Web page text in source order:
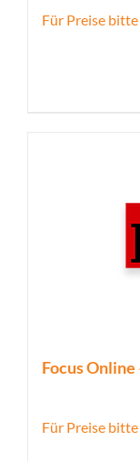
Für Preise
Focus
Für Preise